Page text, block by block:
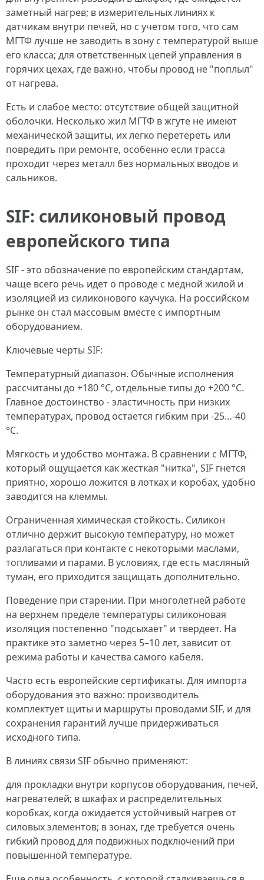
заметный нагрев; в измерительных линиях к
датчикам внутри печей, но с учетом того, что сам
МГТФ лучше не заводить в зону с температурой выше
его класса; для ответственных цепей управления в
горячих цехах, где важно, чтобы провод не "поплыл"
от нагрева.
Есть и слабое место: отсутствие общей защитной
оболочки. Несколько жил МГТФ в жгуте не имеют
механической защиты, их легко перетереть или
повредить при ремонте, особенно если трасса
проходит через металл без нормальных вводов и
сальников.
SIF: силиконовый провод
европейского типа
SIF - это обозначение по европейским стандартам,
чаще всего речь идет о проводе с медной жилой и
изоляцией из силиконового каучука. На российском
рынке он стал массовым вместе с импортным
оборудованием.
Ключевые черты SIF:
Температурный диапазон. Обычные исполнения
рассчитаны до +180 °C, отдельные типы до +200 °C.
Главное достоинство - эластичность при низких
температурах, провод остается гибким при -25…-40
°C.
Мягкость и удобство монтажа. В сравнении с МГТФ,
который ощущается как жесткая "нитка", SIF гнется
приятно, хорошо ложится в лотках и коробах, удобно
заводится на клеммы.
Ограниченная химическая стойкость. Силикон
отлично держит высокую температуру, но может
разлагаться при контакте с некоторыми маслами,
топливами и парами. В условиях, где есть масляный
туман, его приходится защищать дополнительно.
Поведение при старении. При многолетней работе
на верхнем пределе температуры силиконовая
изоляция постепенно "подсыхает" и твердеет. На
практике это заметно через 5–10 лет, зависит от
режима работы и качества самого кабеля.
Часто есть европейские сертификаты. Для импорта
оборудования это важно: производитель
комплектует щиты и маршруты проводами SIF, и для
сохранения гарантий лучше придерживаться
исходного типа.
В линиях связи SIF обычно применяют:
для прокладки внутри корпусов оборудования, печей,
нагревателей; в шкафах и распределительных
коробках, когда ожидается устойчивый нагрев от
силовых элементов; в зонах, где требуется очень
гибкий провод для подвижных подключений при
повышенной температуре.